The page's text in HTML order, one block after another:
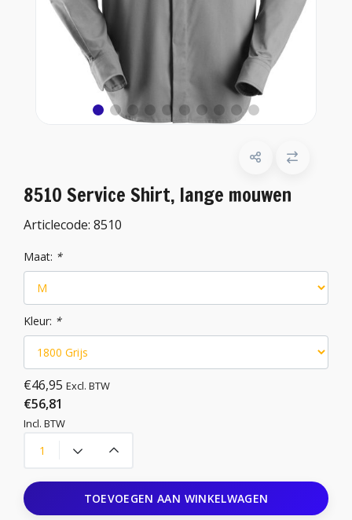
8510 Service Shirt, lange mouwen
Articlecode: 8510
Maat: *
Kleur: *
€46,95 Excl. BTW
€56,81
Incl. BTW
TOEVOEGEN AAN WINKELWAGEN